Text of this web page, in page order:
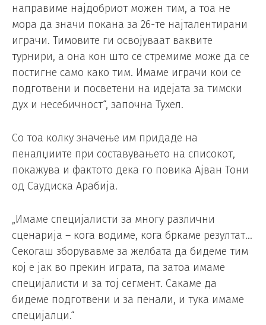
направиме најдобриот можен тим, а тоа не
мора да значи покана за 26-те најталентирани
играчи. Тимовите ги освојуваат ваквите
турнири, а она кон што се стремиме може да се
постигне само како тим. Имаме играчи кои се
подготвени и посветени на идејата за тимски
дух и несебичност“, започна Тухел.
Со тоа колку значење им придаде на
пеналџиите при составувањето на списокот,
покажува и фактото дека го повика Ајван Тони
од Саудиска Арабија.
„Имаме специјалисти за многу различни
сценарија – кога водиме, кога бркаме резултат…
Секогаш зборувавме за желбата да бидеме тим
кој е јак во прекин играта, па затоа имаме
специјалисти и за тој сегмент. Сакаме да
бидеме подготвени и за пенали, и тука имаме
специјалци.“